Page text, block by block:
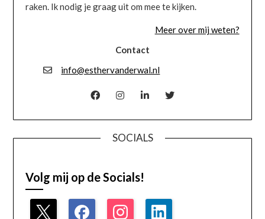
raken. Ik nodig je graag uit om mee te kijken.
Meer over mij weten?
Contact
info@esthervanderwal.nl
SOCIALS
Volg mij op de Socials!